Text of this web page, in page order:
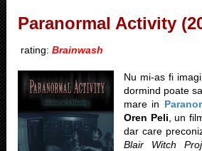
Paranormal Activity
rating: Brainwash
Nu mi-as fi
dormind poate
mare in
Oren Peli , un
dar care
Blair Witch